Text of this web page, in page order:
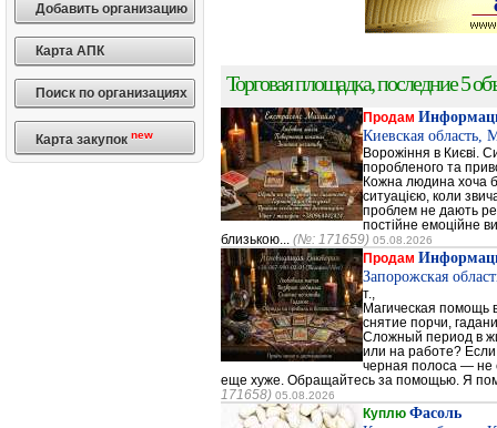
Добавить организацию
Карта АПК
Поиск по организациях
Карта закупок new
Торговая площадка, последние 5
Продам
Киевская
Ворожіння в Києві.
поробленого та
Кожна людина хоча б
ситуацією, коли
проблем не дають
постійне емоційне
близькою... (№: 171659) 05.08.2026
Продам
Запорожская
т.,
Магическая помощь
снятие порчи,
Сложный период в
или на работе?
черная полоса — не
еще хуже. Обращайтесь за помощью. Я
171658) 05.08.2026
Куплю Фасоль